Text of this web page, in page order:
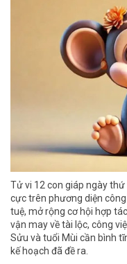
Tử vi 12 con giáp ngày
cực trên phương diện
tuệ, mở rộng cơ hội hợp
vận may về tài lộc, công
Sửu và tuổi Mùi cần bình
kế hoạch đã đề ra.